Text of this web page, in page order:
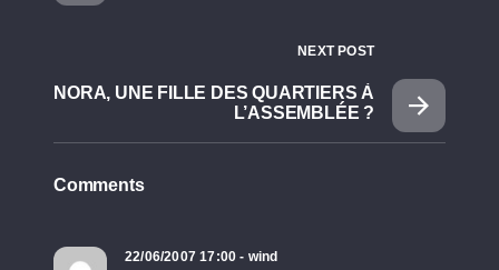
NEXT POST
NORA, UNE FILLE DES QUARTIERS À
L’ASSEMBLÉE ?
Comments
22/06/2007 17:00 - wind